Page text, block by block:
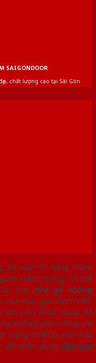
SAIGONDOOR
chất lượng cao tại Sài Gòn
kê xảy ra hàng trăm
trầm trọng. Vì thế
loại cửa gỗ chống
mọi gia đình Việt.
lớn nhỏ khác nhau đã
không gian sống, do
trang thiết bị nội thất
để nhận được báo giá